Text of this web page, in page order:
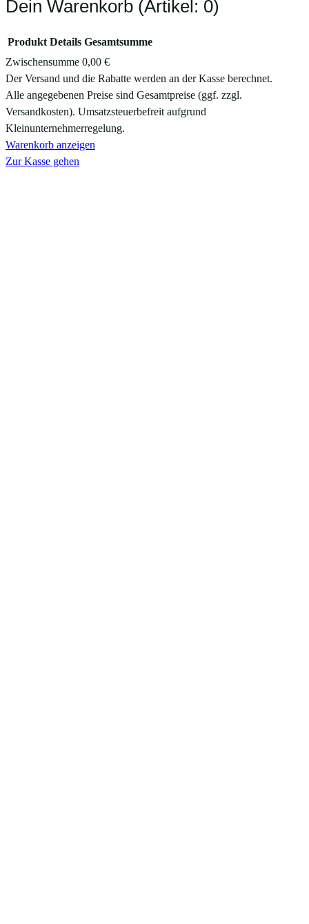
Dein Warenkorb (Artikel: 0)
Produkte
im
Warenkorb
Produkt Details Gesamtsumme
Zwischensumme 0,00 €
Der Versand und die Rabatte werden an der Kasse berechnet.
Alle angegebenen Preise sind Gesamtpreise (ggf. zzgl.
Versandkosten). Umsatzsteuerbefreit aufgrund
Kleinunternehmerregelung.
Warenkorb anzeigen
Zur Kasse gehen